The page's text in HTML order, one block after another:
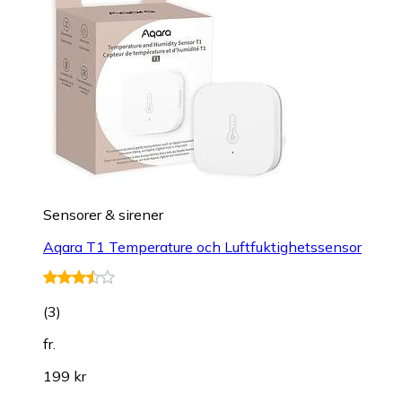
Sensorer & sirener
Aqara T1 Temperature och Luftfuktighetssensor
(3)
fr.
199 kr